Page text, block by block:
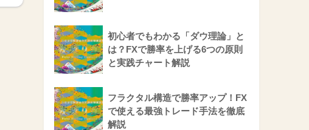
初心者でもわかる「ダウ理論」と
は？FXで勝率を上げる6つの原則
と実践チャート解説
フラクタル構造で勝率アップ！FX
で使える最強トレード手法を徹底
解説